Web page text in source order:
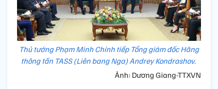
Thủ tướng Phạm Minh Chính tiếp Tổng giám đốc Hãng
thông tấn TASS (Liên bang Nga) Andrey Kondrashov.
Ảnh: Dương Giang-TTXVN